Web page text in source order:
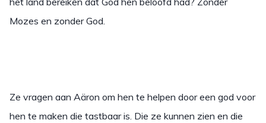
Mozes en zonder God.
Ze vragen aan Aäron om hen te helpen door een god voor
hen te maken die tastbaar is. Die ze kunnen zien en die